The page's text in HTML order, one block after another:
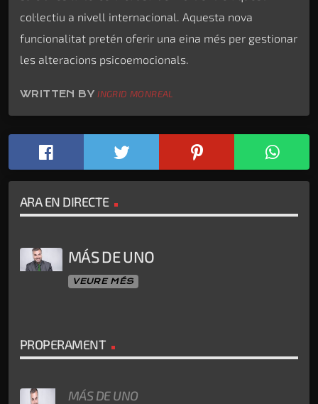
col·lectiu a nivell internacional. Aquesta nova
funcionalitat pretén oferir una eina més per gestionar
les alteracions psicoemocionals.
WRITTEN BYINGRID MONREAL
ARA EN DIRECTE
MÁS DE UNO
VEURE MÉS
PROPERAMENT
MÁS DE UNO